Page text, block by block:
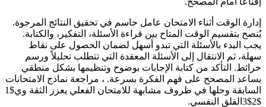
إدارة الوقت أثناء الامتحان عامل حاسم في تحقيق النتائج المرجوة.
يُنصح بتقسيم الوقت المتاح بين قراءة الأسئلة، التفكير، والكتابة.
يجب البدء بالأسئلة التي تبدو أسهل لضمان الحصول على نقاط
سهلة، ثم الانتقال إلى الأسئلة المعقدة التي تتطلب تحليلاً ورسم
خرائط. التأكد من كتابة الإجابات بوضوح وتنظيمها بشكل منطقي
يساعد المصحح على فهم الفكرة بسرعة. ، مراجعة نماذج الامتحانات
السابقة وحلها في ظروف مشابهة للامتحان الفعلي يعزز الثقة وي$1
$2$3القلق النفسي.